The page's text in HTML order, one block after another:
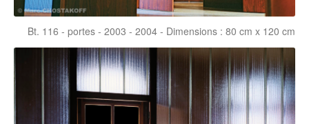
Bt. 116 - portes - 2003 - 2004 - Dimensions : 80 cm x 120 cm